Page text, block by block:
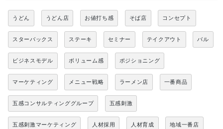
うどん うどん店 お値打ち感 そば店 コンセプト
スターバックス ステーキ セミナー テイクアウト バル
ビジネスモデル ボリューム感 ポジショニング
マーケティング メニュー戦略 ラーメン店 一番商品
五感コンサルティンググループ 五感刺激
五感刺激マーケティング 人材採用 人材育成 地域一番店